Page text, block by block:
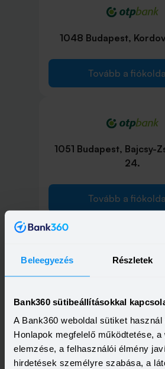
Beleegyezés Részletek
Bank360 sütibeállításokkal
A Bank360 weboldal sütiket
Honlapok megfelelő működtetése, a
elemzése, a felhasználói élmény
hirdetések személyre szabása, a
1048 Budapest,
Tovább a
1051 Budapest, Bajcsy-
24.
Tovább a
1051 Budapest, Nádor
Tovább a